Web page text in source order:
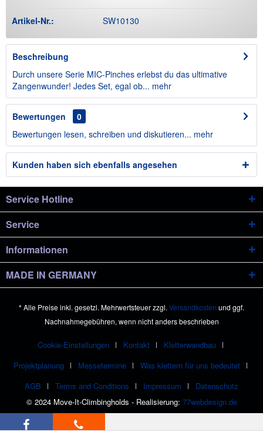
Artikel-Nr.: SW10130
Beschreibung
Durch unsere Serie MIC-Pinches erlebst du das ultimative
Zangenwunder! Jedes Set, egal ob... mehr
Bewertungen
0
Bewertungen lesen, schreiben und diskutieren... mehr
Kunden haben sich ebenfalls angesehen
Service Hotline
Service
Informationen
MADE IN GERMANY
* Alle Preise inkl. gesetzl. Mehrwertsteuer zzgl. Versandkosten und ggf.
Nachnahmegebühren, wenn nicht anders beschrieben
Cookie-Einstellungen Kontakt
Kletterwandbau
Projektplanung
Messetermine
Was klettern für uns bedeutet
AGB
Terms and Conditions Impressum
Datenschutz
© 2024 Move-It-Climbingholds - Realisierung: 77webdesign.de